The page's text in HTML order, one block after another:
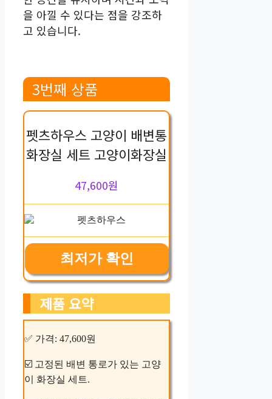
을 아낄 수 있다는 점을 강조하
고 있습니다.
3번째 상품
펫츠하우스 고양이 배변통
화장실 세트 고양이화장실
47,600원
최저가 확인
제품 요약
✅ 가격: 47,600원
☑️ 고정된 배변 통로가 있는 고양
이 화장실 세트.